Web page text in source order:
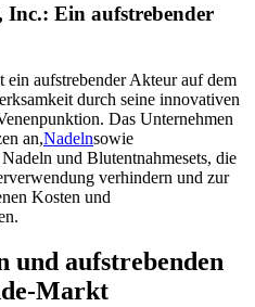
Inc.: Ein aufstrebender
ein aufstrebender Akteur auf dem
durch seine innovativen
Das Unternehmen
an,Nadelnsowie
und Blutentnahmesets, die
verhindern und zur
Kosten und
und aufstrebenden
Markt